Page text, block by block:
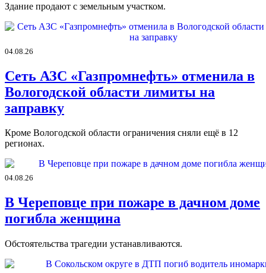
Здание продают с земельным участком.
04.08.26
Сеть АЗС «Газпромнефть» отменила в
Вологодской области лимиты на
заправку
Кроме Вологодской области ограничения сняли ещё в 12
регионах.
04.08.26
В Череповце при пожаре в дачном доме
погибла женщина
Обстоятельства трагедии устанавливаются.